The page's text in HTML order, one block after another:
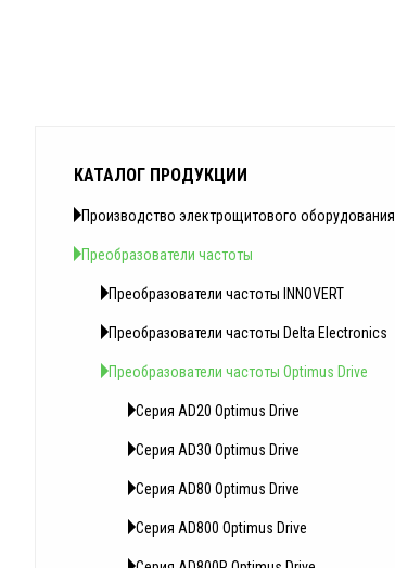
КАТАЛОГ ПРОДУКЦИИ
Производство электрощитового оборудования
Преобразователи частоты
Преобразователи частоты INNOVERT
Преобразователи частоты Delta Electronics
Преобразователи частоты Optimus Drive
Серия AD20 Optimus Drive
Серия AD30 Optimus Drive
Серия AD80 Optimus Drive
Серия AD800 Optimus Drive